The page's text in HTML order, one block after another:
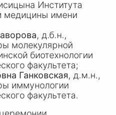
Института
медицины имени
, д.б.н.,
молекулярной
биотехнологии
факультета;
Ганковская, д.м.н.,
иммунологии
факультета.